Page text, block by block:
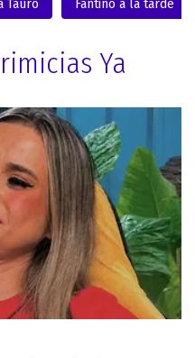
Tauro Fantino a la tarde
Ya